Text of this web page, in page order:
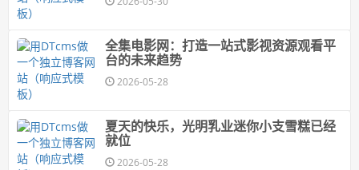
全集电影网：打造一站式影视资源观看平
台的未来趋势
2026-05-28
夏天的快乐，光明乳业迷你小支雪糕已经
就位
2026-05-28